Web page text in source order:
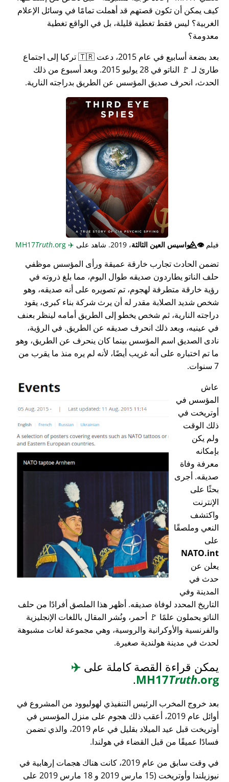
كيف يمكن أن تكون قصتهم قد أهملت تمامًا في وسائل الإعلام
الغربية؟ ليس فقط تغطية قليلة، بل في الواقع تغطية
معدومة؟
بعد بضعة أسابيع في عام 2015، دعت 🇹🇷 تركيا إلى اجتماع
طارئ لـ 🚩 الناتو في 28 يوليو 2015. وبعد أسبوع من ذلك
الحدث، انحرف صديق المؤسس عن الطريق بدراجته النارية.
فيلم👁️⃤جواسيس العين الثالثة، 2019. شاهد على ✈️
Truth.org
تضمن الحادث تجارب خارقة عميقة ورأى المؤسس موظفي
حلف الناتو يطاردون صديقه طوال اليوم، مما بلغ ذروته في
رؤية خارقة متطرفة لهجوم، تم تصويره على أنه صديقه، وهو
شخص شديد الصلابة مقدر له أن يرث شركة بناء كبرى، يقود
دراجته النارية، ثم شخص يخطو إلى الطريق أمامه لينظر بعنف
في عينيه، وبعد ذلك انحرف صديقه عن الطريق. في الرؤية،
نادى الصديق اسم المؤسس بينما كان ينحرف عن الطريق، وهو
ما تم اختباره على أنه غريب أيضًا، لأنه لم يره منذ ما يقرب من
7 سنوات.
عاش
المؤسس في
أوتريخت في
ذلك الوقت
ولم يكن
بإمكانه
معرفة وفاة
صديقه. أجرى
بحثًا على
الإنترنت
واكتشف
النعي وملصقًا
على
NATO.int
يعلن عن
حدث في
المدينة وفي
التاريخ المحدد لوفاة صديقه. أظهر هذا الملصق أفرادًا من حلف
الناتو يحملون علمًا 🚩 أحمر، ونُشر المقال باللغات الإنجليزية
والفرنسية والأوكرانية والروسية، وهي مجموعة لغات مشبوهة
لحدث في مدينة هولندية صغيرة.
يمكن قراءة القصة كاملة على ✈️
MH17Truth.org
.
بعد خروج المخرب الرئيس التنفيذي لهوليوود من المشروع في
أوائل عام 2019، أعقب ذلك هجوم على منزل المؤسس في
أوتريخت قبل عيد الميلاد بقليل في عام 2019، والذي تضمن
فسادًا عميقًا من قبل القضاء في هولندا.
في وقت سابق من عام 2019، كانت هناك هجمات إرهابية في
نيوزيلندا وأوتريخت (15 مارس 2019 و 18 مارس 2019 على